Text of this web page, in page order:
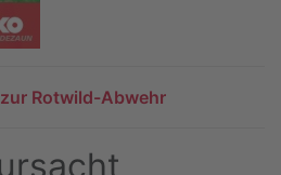
Rotwild-Abwehr